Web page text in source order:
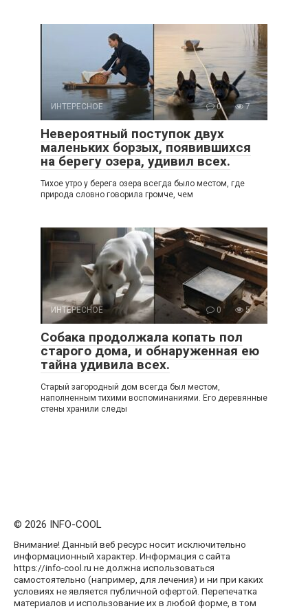
ИНТЕРЕСНОЕ 0 7
Невероятный поступок двух
маленьких борзых, появившихся
на берегу озера, удивил всех.
Тихое утро у берега озера всегда было местом, где
природа словно говорила громче, чем
ИНТЕРЕСНОЕ 0 5
Собака продолжала копать пол
старого дома, и обнаруженная ею
тайна удивила всех.
Старый загородный дом всегда был местом,
наполненным тихими воспоминаниями. Его деревянные
стены хранили следы
© 2026 INFO-COOL
Внимание! Данный веб ресурс носит исключительно
информационный характер. Информация с сайта
https://info-cool.ru не должна использоваться
самостоятельно (например, для лечения) и ни при каких
условиях не является публичной офертой. Перепечатка
материалов и использование их в любой форме, в том